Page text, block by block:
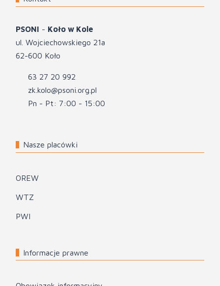
PSONI - Koło w Kole
ul. Wojciechowskiego 21a
62-600 Koło
63 27 20 992
zk.kolo@psoni.org.pl
Pn - Pt: 7:00 - 15:00
Nasze placówki
OREW
WTZ
PWI
Informacje prawne